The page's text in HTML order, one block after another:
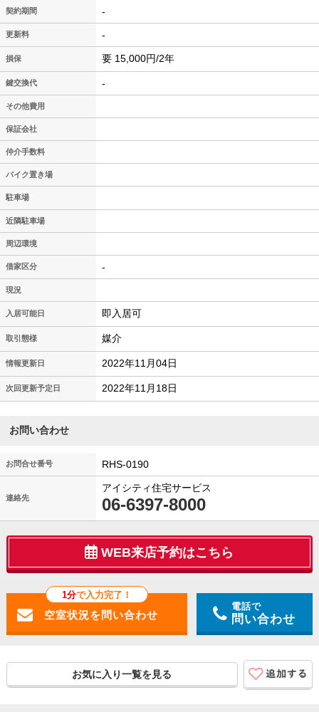
契約期間 -
更新料 -
損保 要 15,000円/2年
鍵交換代 -
その他費用
保証会社
仲介手数料
バイク置き場
駐車場
近隣駐車場
周辺環境
借家区分 -
現況
入居可能日 即入居可
取引態様 媒介
情報更新日 2022年11月04日
次回更新予定日 2022年11月18日
お問い合わせ
お問合せ番号 RHS-0190
連絡先
アイシティ住宅サービス
06-6397-8000
WEB来店予約はこちら
1分で入力完了！
電話で
問い合わせ
お気に入り一覧を見る